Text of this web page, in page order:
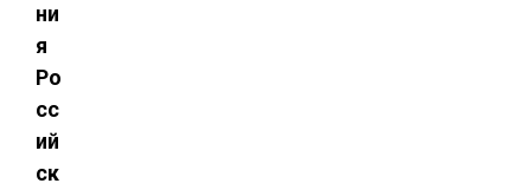
ни
я
Ро
сс
ий
ск